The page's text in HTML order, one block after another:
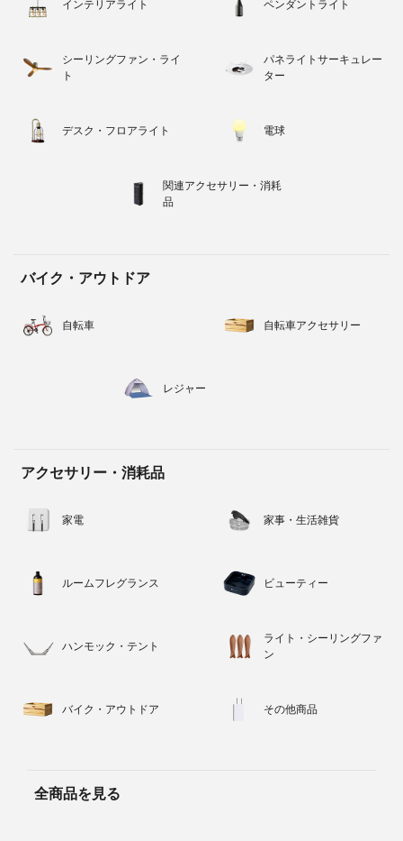
インテリアライト ペンダントライト
シーリングファン・ライ
ト
パネライトサーキュレー
ター
デスク・フロアライト 電球
関連アクセサリー・消耗
品
バイク・アウトドア
自転車 自転車アクセサリー
レジャー
アクセサリー・消耗品
家電 家事・生活雑貨
ルームフレグランス ビューティー
ハンモック・テント
ライト・シーリングファ
ン
バイク・アウトドア その他商品
全商品を見る